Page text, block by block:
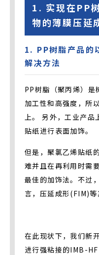
1. 实现在PP
物的薄膜压延
1. PP树脂产品的
解决方法
PP树脂（聚丙烯）是
加工性和高强度，所
上。 另外，工业产
贴纸进行表面加饰。
但是，聚氯乙烯贴纸
难并且在再利用时需
最佳的加饰法。不过
言，压延成形(FIM)等
在此现状下，我们新
进行强粘接的IMB-